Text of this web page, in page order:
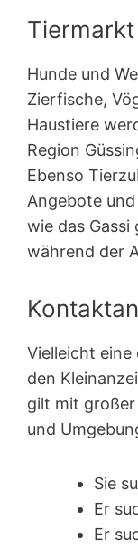
Hunde und
Zierfische,
Haustiere
Region
Ebenso
Angebote
wie das Gassi
während der
Vielleicht eine
den
gilt mit großer
und
Sie
Er
Er